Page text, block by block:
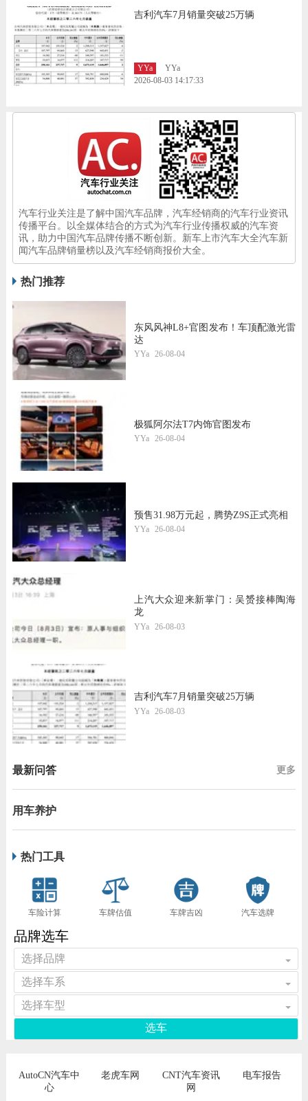
吉利汽车7月销量突破25万辆
YYa
YYa
2026-08-03 14:17:33
汽车行业关注是了解中国汽车品牌，汽车经销商的汽车行业资讯
传播平台。以全媒体结合的方式为汽车行业传播权威的汽车资
讯，助力中国汽车品牌传播不断创新。新车上市汽车大全汽车新
闻汽车品牌销量榜以及汽车经销商报价大全。
热门推荐
东风风神L8+官图发布！车顶配激光雷
达
YYa 26-08-04
极狐阿尔法T7内饰官图发布
YYa 26-08-04
预售31.98万元起，腾势Z9S正式亮相
YYa 26-08-04
上汽大众迎来新掌门：吴赟接棒陶海
龙
YYa 26-08-03
吉利汽车7月销量突破25万辆
YYa 26-08-03
最新问答 更多
用车养护
热门工具
车险计算 车牌估值 车牌吉凶 汽车选牌
品牌选车
选择品牌
选择车系
选择车型
选车
AutoCN汽车中
心
老虎车网
CNT汽车资讯
网
电车报告